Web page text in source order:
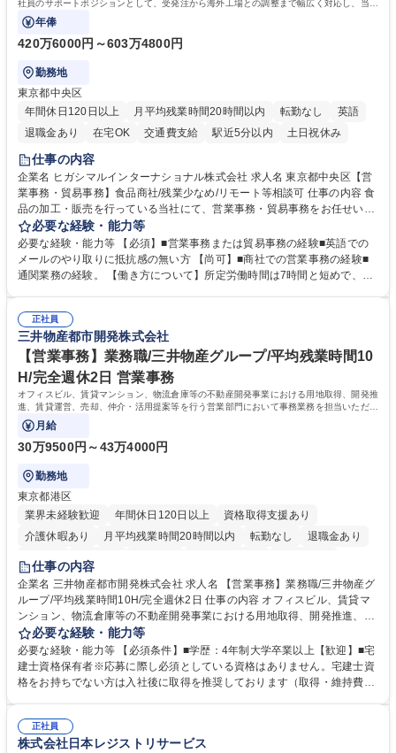
社員のサポートポジションとして、受発注から海外工場との調整まで幅広く対応し、当社
事業の根幹を支えていただきます。
年俸
420万6000円～603万4800円
勤務地
東京都中央区
年間休日120日以上
月平均残業時間20時間以内 転勤なし
英語
退職金あり
在宅OK 交通費支給 駅近5分以内 土日祝休み
仕事の内容
企業名 ヒガシマルインターナショナル株式会社 求人名 東京都中央区【営
業事務・貿易事務】食品商社/残業少なめ/リモート等相談可 仕事の内容 食
品の加工・販売を行っている当社にて、営業事務・貿易事務をお任せいた
します。営業社員のサポートポジションとして、受発注から海外工場との
調整まで幅広く対応し、当社事業の根幹を支えていただきます。 ■受発注
業務、請求書発行 ■海外工場とのスケジュール調整 ■在庫管理 ■輸入書類
の確認・作成 ■配送手配 ■通関業者を通して行う輸出入業全般 ■倉庫との
ルプロデュースしているため、商品に関わる全ての業務をサポート頂きま
す。 募集職種 東京都中央区【営業事務・貿易事務】食品商社/残業少なめ/
リモート等相談可
必要な経験・能力等
必要な経験・能力等 【必須】■営業事務または貿易事務の経験■英語での
メールのやり取りに抵抗感の無い方 【尚可】■商社での営業事務の経験■
通関業務の経験。 【働き方について】所定労働時間は7時間と短めで、残
の強み】1991年の設立以来、外食産業を中心としたお客様の多様なニー
ズに沿った冷凍水産物等の生産・輸入・販売を一貫して手掛けています。
自社工場と海外拠点の強固な連携によるワンストップサービスが最大の強
みです。 学歴・資格 学歴：大学院 大学 語学力：英語 資格：
正社員
三井物産都市開発株式会社
【営業事務】業務職/三井物産グループ/平均残業時間10
H/完全週休2日 営業事務
オフィスビル、賃貸マンション、物流倉庫等の不動産開発事業における用地取得、開発推
進、賃貸運営、売却、仲介・活用提案等を行う営業部門において事務業務を担当いただき
ます。
月給
30万9500円～43万4000円
勤務地
東京都港区
業界未経験歓迎
年間休日120日以上
資格取得支援あり
介護休暇あり
月平均残業時間20時間以内 転勤なし
退職金あり
在宅OK
賞与あり
駅近5分以内
土日祝休み 寮・社宅あり
仕事の内容
企業名 三井物産都市開発株式会社 求人名 【営業事務】業務職/三井物産グ
ループ/平均残業時間10H/完全週休2日 仕事の内容 オフィスビル、賃貸マ
ンション、物流倉庫等の不動産開発事業における用地取得、開発推進、賃
貸運営、売却、仲介・活用提案等を行う営業部門において事務業務を担当
いただきます。 【詳細】・契約書管理、契約書製本、捺印対応、ファイリ
ング、登記簿取得、調書取得・支払業務（各種費用支払、支払管理、請
求・支払データ登録、取引先マスター申請対応）・予算作成及び予実管
の他に担当頂く業務が発生する場合があります。 募集職種 【営業事務】
業務職/三井物産グループ/平均残業時間10H/完全週休2日
必要な経験・能力等
必要な経験・能力等 【必須条件】■学歴：4年制大学卒業以上【歓迎】■宅
建士資格保有者※応募に際し必須としている資格はありません。宅建士資
格をお持ちでない方は入社後に取得を推奨しております（取得・維持費用
ション力がある方。 ・チャレンジを厭わず、粘り強く業務に取り組める
方。多様な関係者と謙虚に信頼関係を構築でき、期限を意識したスケジュ
正社員
株式会社日本レジストリサービス